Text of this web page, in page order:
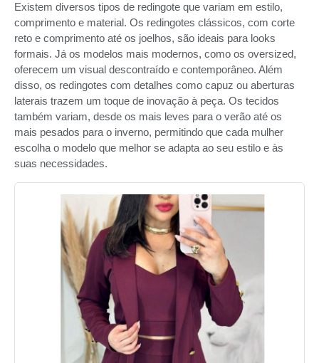
Existem diversos tipos de redingote que variam em estilo,
comprimento e material. Os redingotes clássicos, com corte
reto e comprimento até os joelhos, são ideais para looks
formais. Já os modelos mais modernos, como os oversized,
oferecem um visual descontraído e contemporâneo. Além
disso, os redingotes com detalhes como capuz ou aberturas
laterais trazem um toque de inovação à peça. Os tecidos
também variam, desde os mais leves para o verão até os
mais pesados para o inverno, permitindo que cada mulher
escolha o modelo que melhor se adapta ao seu estilo e às
suas necessidades.